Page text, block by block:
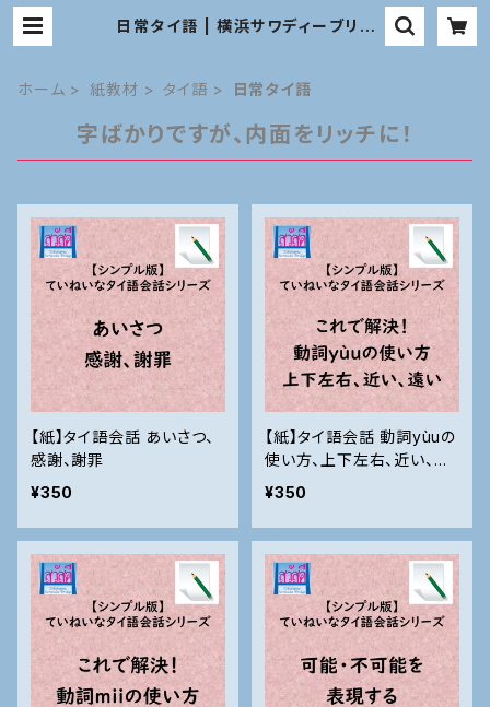
日常タイ語 | 横浜サワディーブリッ
ホーム 紙教材 タイ語 日常タイ語
字ばかりですが、内面をリッチに！
【紙】タイ語会話 あいさつ、
感謝、謝罪
¥350
【紙】タイ語会話 動詞yùuの
使い方、上下左右、近い、遠
いなど
¥350